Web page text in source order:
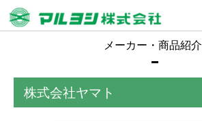
メーカー・商品紹介
株式会社ヤマト